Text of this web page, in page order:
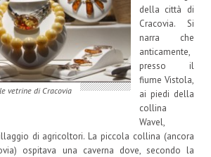
vetrine di Cracovia
della città di
Cracovia. Si
narra che
anticamente,
presso il
fiume Vistola,
ai piedi della
collina
Wavel,
di agricoltori. La piccola collina (ancora
ospitava una caverna dove, secondo la